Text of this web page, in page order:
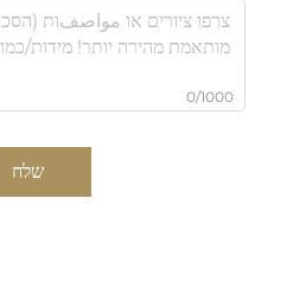
0/1000
שלח